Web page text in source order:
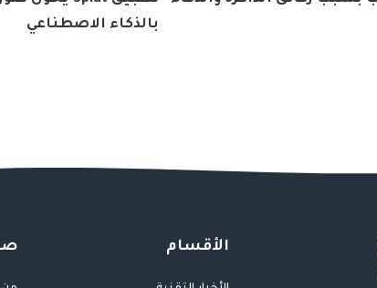
بالذكاء الاصطناعي
الأقسام